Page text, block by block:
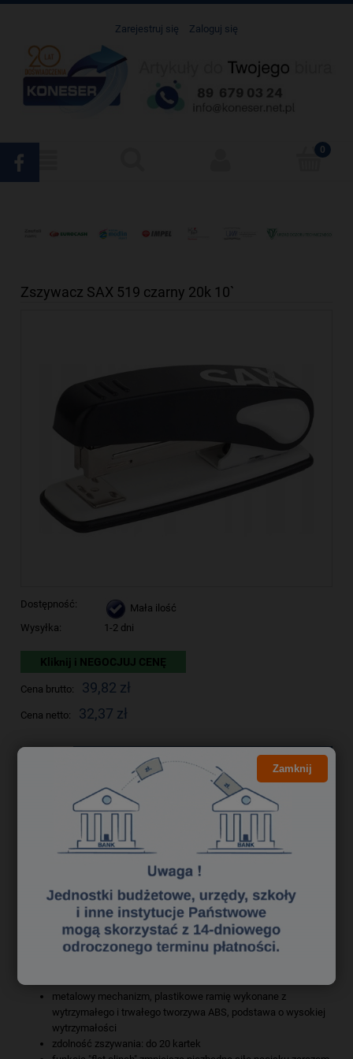
Zarejestruj się Zaloguj się
Zszywacz SAX 519 czarny 20k 10`
Dostępność:
Mała ilość
Wysyłka:
1-2 dni
Kliknij i NEGOCJUJ CENĘ
Cena brutto: 39,82 zł
Cena netto: 32,37 zł
do koszyka
dodaj do przechowalni
Producent:
zapytaj o produkt
Bezpieczeństwo
metalowy mechanizm, plastikowe ramię wykonane z
wytrzymałego i trwałego tworzywa ABS, podstawa o wysokiej
wytrzymałości
zdolność zszywania: do 20 kartek
Zamknij